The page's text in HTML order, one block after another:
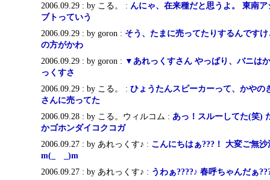
2006.09.29 : by こる。 : んにゃ、在来種だと思うよ。 東南
ブトっていう
2006.09.29 : by goron : そう、たまに売ってたりするんです
の方がかわ
2006.09.29 : by goron : ▼あれっくすさん やっぱり、バニは
っくすさ
2006.09.29 : by こる。 : ひょうたんスピーカーって、かやの
さんに売ってた
2006.09.28 : by こる。ウィルコム : あっ！スルーしてた(笑)
かゴホンダイコクコガ
2006.09.27 : by あれっくす♪ : こんにちはぁ???！ 大変ご無
m(_ _)m
2006.09.27 : by あれっくす♪ : うわぁ????♪ 春呼ちゃんだぁ